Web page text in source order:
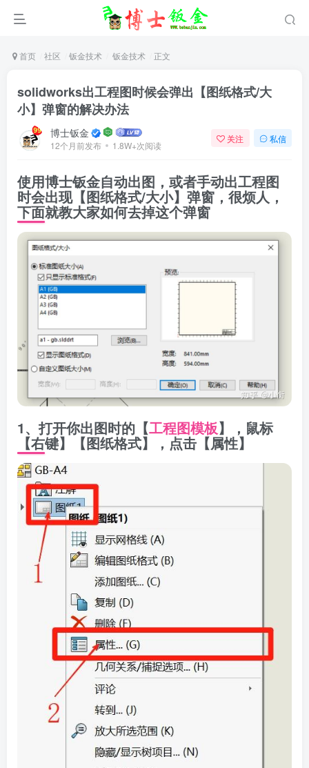
首页 社区 钣金技术 钣金技术 正文
solidworks出工程图时候会弹出【图纸格式/大
小】弹窗的解决办法
博士钣金
12个月前发布 1.8W+次阅读
关注 私信
使用博士钣金自动出图，或者手动出工程图
时会出现【图纸格式/大小】弹窗，很烦人，
下面就教大家如何去掉这个弹窗
1、打开你出图时的【工程图模板】，鼠标
【右键】【图纸格式】，点击【属性】